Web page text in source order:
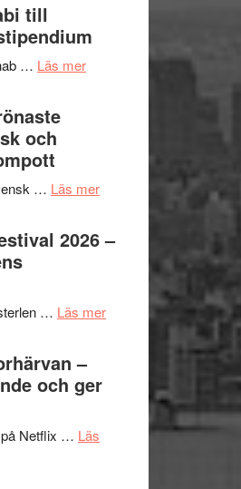
I
Want
to
Believe
Vrach
Frankenshtey
–
med
Mulder
och
presenterar
19
till
… Läs merom
Kulturs
och
… Läs merom
en
hjärtevarm
2026 –
… Läs merom
Festival
–
och ger
på Netflix … Läs